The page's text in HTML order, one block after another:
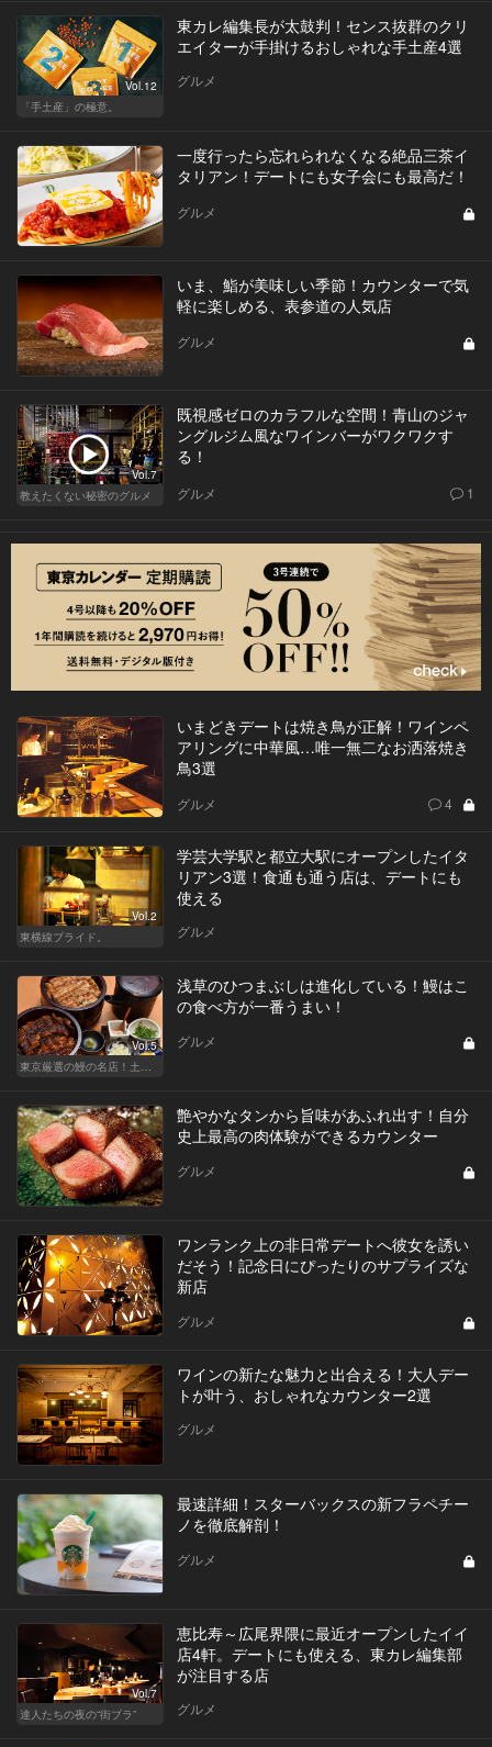
Vol.12
「手土産」の極意。
東カレ編集長が太鼓判！センス抜群のクリ
エイターが手掛けるおしゃれな手土産4選
グルメ
一度行ったら忘れられなくなる絶品三茶イ
タリアン！デートにも女子会にも最高だ！
グルメ
いま、鮨が美味しい季節！カウンターで気
軽に楽しめる、表参道の人気店
グルメ
Vol.7
教えたくない秘密のグルメ
既視感ゼロのカラフルな空間！青山のジャ
ングルジム風なワインバーがワクワクす
る！
グルメ 1
いまどきデートは焼き鳥が正解！ワインペ
アリングに中華風…唯一無二なお洒落焼き
鳥3選
グルメ 4
Vol.2
東横線プライド。
学芸大学駅と都立大駅にオープンしたイタ
リアン3選！食通も通う店は、デートにも
使える
グルメ
Vol.5
東京厳選の鰻の名店！土用の丑の日じゃなくても行きたい
浅草のひつまぶしは進化している！鰻はこ
の食べ方が一番うまい！
グルメ
艶やかなタンから旨味があふれ出す！自分
史上最高の肉体験ができるカウンター
グルメ
ワンランク上の非日常デートへ彼女を誘い
だそう！記念日にぴったりのサプライズな
新店
グルメ
ワインの新たな魅力と出合える！大人デー
トが叶う、おしゃれなカウンター2選
グルメ
最速詳細！スターバックスの新フラペチー
ノを徹底解剖！
グルメ
Vol.7
達人たちの夜の“街ブラ”
恵比寿～広尾界隈に最近オープンしたイイ
店4軒。デートにも使える、東カレ編集部
が注目する店
グルメ